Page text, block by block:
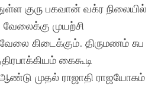
குரு பகவான் வக்ர நிலையில்
முயற்சி
கிடைக்கும். திருமணம் சுப
கைகூடி
முதல் ராஜாதி ராஜயோகம்